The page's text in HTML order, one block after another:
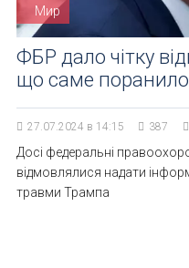
Мир
ФБР дало чітку
що саме
27.07.2024 в 14:15 387
Досі федеральні
відмовлялися надати
травми Трампа